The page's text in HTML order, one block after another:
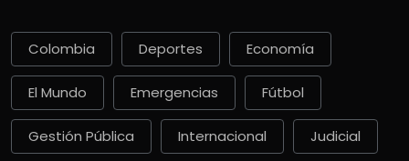
Colombia Deportes Economía
El Mundo Emergencias Fútbol
Gestión Pública Internacional Judicial